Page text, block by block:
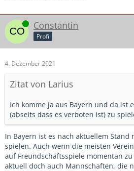
Online Constantin
Profi
4. Dezember 2021
Zitat von Larius
Ich komme ja aus Bayern und da ist
(abseits dass es verboten ist) zu
In Bayern ist es nach aktuellem Stand
spielen. Auch wenn die meisten
auf Freundschaftsspiele momentan
aktuell doch auch Mannschaften, die